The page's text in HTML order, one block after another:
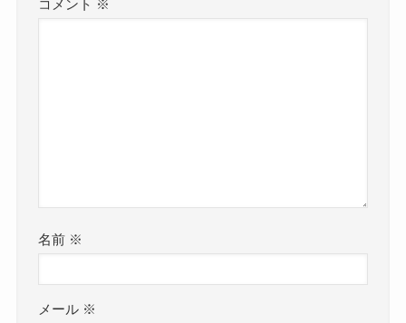
コメント ※
名前 ※
メール ※